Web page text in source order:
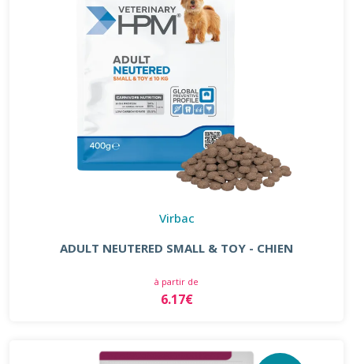
Virbac
ADULT NEUTERED SMALL & TOY - CHIEN
à partir de
6.17€